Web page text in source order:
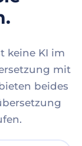
keine KI im
mit
beides